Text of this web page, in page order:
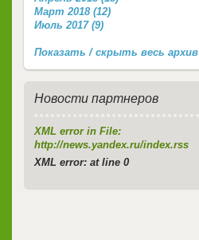
Март 2018 (12)
Июль 2017 (9)
Показать / скрыть весь архив
Новости партнеров
XML error in File:
http://news.yandex.ru/index.rss
XML error: at line 0